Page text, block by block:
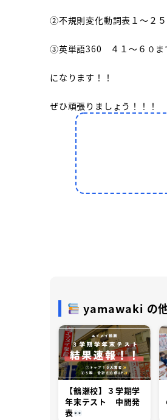
②不規則変化動詞表１～２
③英単語360 ４１～６０ま
になります！！
ぜひ頑張りましょう！！！
yamawaki の
【鶴瀬校】３学期学
年末テスト 中間発
表